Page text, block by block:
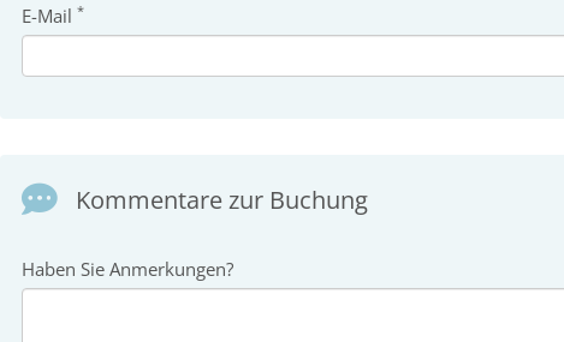
E-Mail *
Kommentare zur Buchung
Haben Sie Anmerkungen?